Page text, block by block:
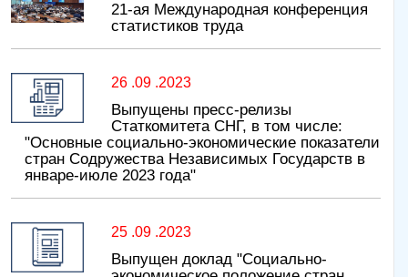
21-ая Международная конференция
статистиков труда
26 .09 .2023
Выпущены пресс-релизы
Статкомитета СНГ, в том числе:
"Основные социально-экономические показатели
стран Содружества Независимых Государств в
январе-июле 2023 года"
25 .09 .2023
Выпущен доклад "Социально-